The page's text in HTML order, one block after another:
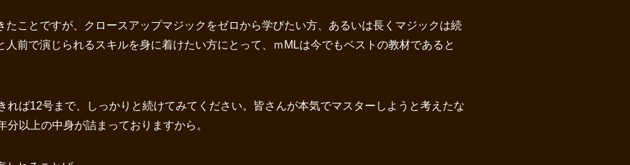
たことですが、クロースアップマジックをゼロから学びたい方、あるいは長くマジックは続
人前で演じられるスキルを身に着けたい方にとって、ｍMLは今でもベストの教材であると
れば12号まで、しっかりと続けてみてください。皆さんが本気でマスターしようと考えたな
分以上の中身が詰まっておりますから。